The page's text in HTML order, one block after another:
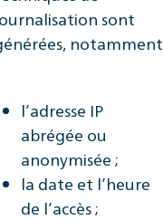
sont
notamment
l’adresse IP
abrégée ou
anonymisée ;
la date et l’heure
de l’accès ;